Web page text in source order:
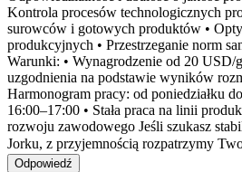
Kontrola procesów technologicznych
surowców i gotowych produktów •
produkcyjnych • Przestrzeganie norm
Warunki: • Wynagrodzenie od 20 USD/
uzgodnienia na podstawie wyników
Harmonogram pracy: od poniedziałku
16:00–17:00 • Stała praca na linii
rozwoju zawodowego Jeśli szukasz
Jorku, z przyjemnością rozpatrzymy
Odpowiedź